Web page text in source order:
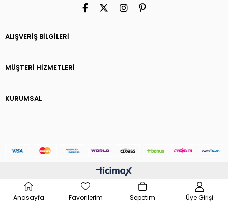
ALIŞVERİŞ BİLGİLERİ
MÜŞTERİ HİZMETLERİ
KURUMSAL
Anasayfa Favorilerim Sepetim Üye Girişi